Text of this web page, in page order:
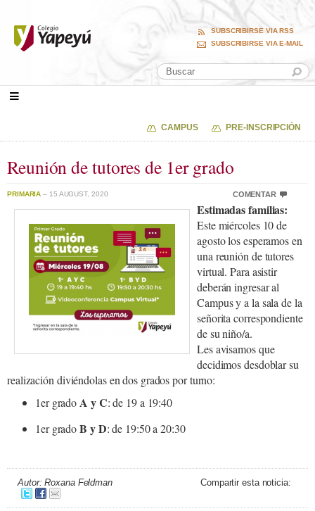
SUBSCRIBIRSE VIA RSS
SUBSCRIBIRSE VIA E-MAIL
CAMPUS PRE-INSCRIPCIÓN
Reunión de tutores de 1er grado
PRIMARIA – 15 AUGUST, 2020 COMENTAR
Estimadas familias:
Este miércoles 10 de
agosto los esperamos en
una reunión de tutores
virtual. Para asistir
deberán ingresar al
Campus y a la sala de la
señorita correspondiente
de su niño/a.
Les avisamos que
decidimos desdoblar su
realización diviéndolas en dos grados por turno:
1er grado A y C: de 19 a 19:40
1er gradoB y D: de 19:50 a 20:30
Autor: Roxana Feldman Compartir esta noticia: